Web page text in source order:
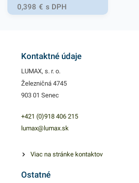
Švédska utierka ponúka
efektívny spôsob, ako rýchlo
Táto utierka si ľahko poradí s
nečistotami. Spolu s
vyleští rôzne špinavé
povrchy. Švédske utierky sú
antibakteriálne. Balenie
utierky v modrom vyhotovení.
0,398 € s DPH
Kontaktné údaje
LUMAX, s. r. o.
Železničná 4745
903 01 Senec
+421 (0)918 406 215
lumax@lumax.sk
Viac na stránke kontaktov
Ostatné